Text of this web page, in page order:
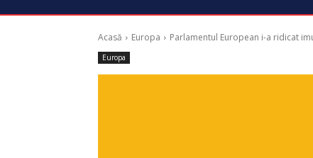
Acasă Europa Parlamentul European i-a ridicat
Europa